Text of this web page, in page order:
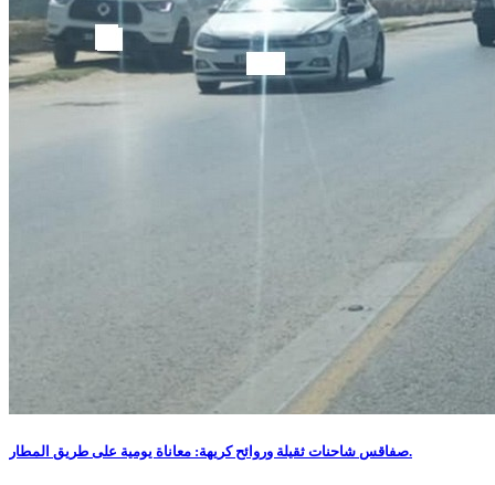
صفاقس شاحنات ثقيلة وروائح كريهة: معاناة يومية على طريق المطار.